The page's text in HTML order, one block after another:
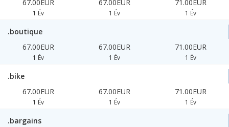
67.00EUR
1 Év
67.00EUR
1 Év
71.00EUR
1 Év
.boutique
67.00EUR
1 Év
67.00EUR
1 Év
71.00EUR
1 Év
.bike
67.00EUR
1 Év
67.00EUR
1 Év
71.00EUR
1 Év
.bargains